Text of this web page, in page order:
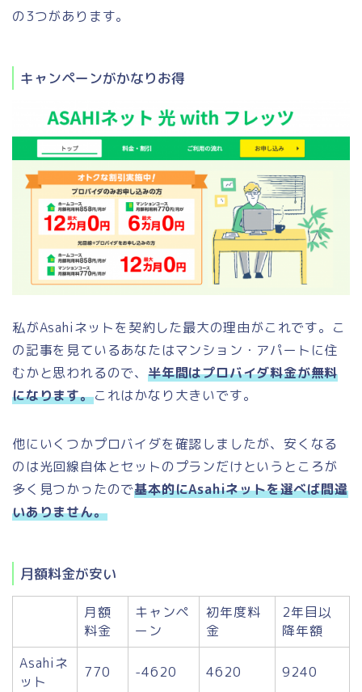
の3つがあります。
キャンペーンがかなりお得
私がAsahiネットを契約した最大の理由がこれです。こ
の記事を見ているあなたはマンション・アパートに住
むかと思われるので、 半年間はプロバイダ料金が無料
になります。これはかなり大きいです。
他にいくつかプロバイダを確認しましたが、安くなる
のは光回線自体とセットのプランだけというところが
多く見つかったので基本的にAsahiネットを選べば間違
いありません。
月額料金が安い
月額
料金
キャンペ
ーン
初年度料
金
2年目以
降年額
Asahiネ
ット
770 -4620 4620 9240